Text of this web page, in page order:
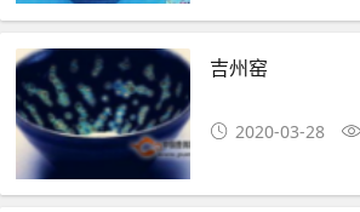
吉州窑
2020-03-28